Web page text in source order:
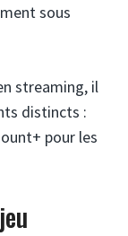
sous
streaming, il
distincts :
pour les